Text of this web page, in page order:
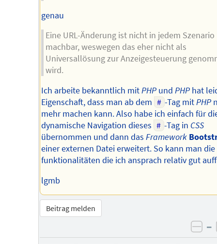
genau
Eine URL-Änderung ist nicht in jedem Szenario
machbar, weswegen das eher nicht als
Universallösung zur Anzeigesteuerung
wird.
Ich arbeite bekanntlich mitPHPund PHPhat
Eigenschaft, dass man ab dem # -Tag mitPHP
mehr machen kann. Also habe ich einfach für
dynamische Navigation dieses # -Tag in CSS
übernommen und dann das Framework
einer externen Datei erweitert. So kann man die
funktionalitäten die ich ansprach relativ gut
lgmb
Beitrag melden
–